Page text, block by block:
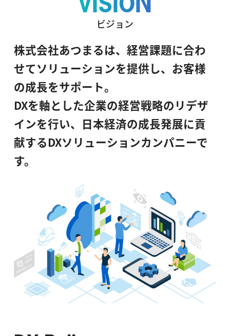
ビジョン
株式会社あつまるは、経営課題に合わ
せてソリューションを提供し、お客様
の成長をサポート。
DXを軸とした企業の経営戦略のリデザ
インを行い、 日本経済の成長発展に貢
献するDXソリューションカンパニーで
す。